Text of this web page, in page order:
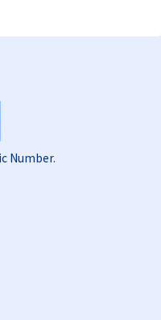
Number.